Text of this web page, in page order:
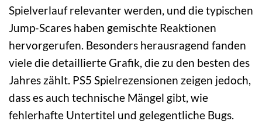
Spielverlauf relevanter werden, und die typischen
Jump-Scares haben gemischte Reaktionen
hervorgerufen. Besonders herausragend fanden
viele die detaillierte Grafik, die zu den besten des
Jahres zählt. PS5 Spielrezensionen zeigen jedoch,
dass es auch technische Mängel gibt, wie
fehlerhafte Untertitel und gelegentliche Bugs.